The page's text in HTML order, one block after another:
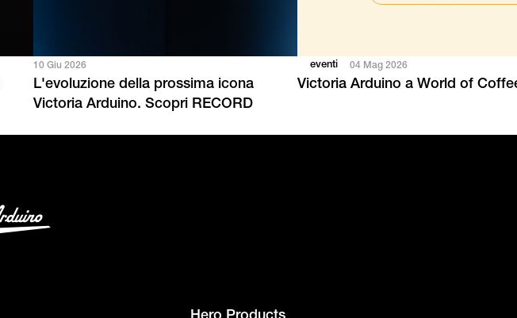
10 Giu 2026
L'evoluzione della prossima icona
Victoria Arduino. Scopri RECORD
eventi 04 Mag 2026
Victoria Arduino a World of